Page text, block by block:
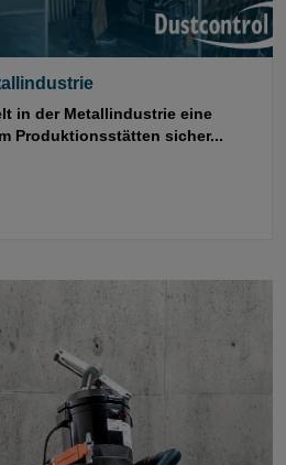
in der Metallindustrie eine
Produktionsstätten sicher...